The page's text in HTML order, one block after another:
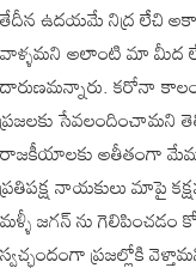
తేదీన ఉదయమే నిద్ర లేచి
వాళ్ళమని అలాంటి మా మీద
దారుణమన్నారు. కరోనా
ప్రజలకు సేవలందించామని
రాజకీయాలకు అతీతంగా
ప్రతిపక్ష నాయకులు మాపై
మళ్ళీ జగన్ ను గెలిపించడం
స్వచ్ఛందంగా ప్రజల్లోకి